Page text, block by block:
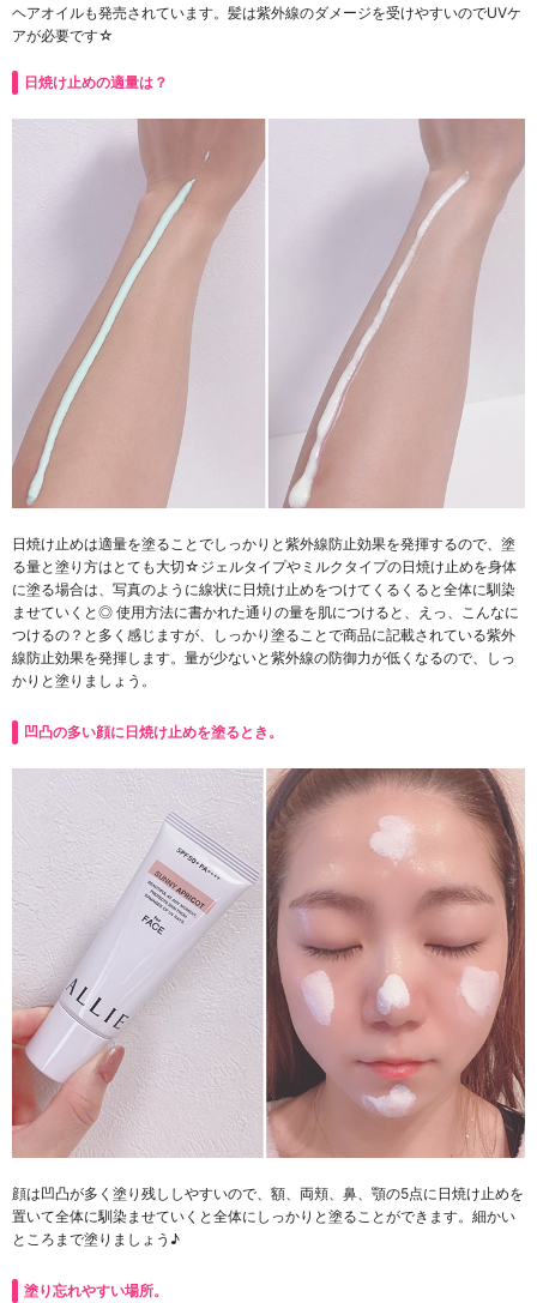
ヘアオイルも発売されています。髪は紫外線のダメージを受けやすいのでUVケ
アが必要です☆
日焼け止めの適量は？
日焼け止めは適量を塗ることでしっかりと紫外線防止効果を発揮するので、塗
る量と塗り方はとても大切☆ジェルタイプやミルクタイプの日焼け止めを身体
に塗る場合は、写真のように線状に日焼け止めをつけてくるくると全体に馴染
ませていくと◎ 使用方法に書かれた通りの量を肌につけると、えっ、こんなに
つけるの？と多く感じますが、しっかり塗ることで商品に記載されている紫外
線防止効果を発揮します。量が少ないと紫外線の防御力が低くなるので、しっ
かりと塗りましょう。
凹凸の多い顔に日焼け止めを塗るとき。
顔は凹凸が多く塗り残ししやすいので、額、両頬、鼻、顎の5点に日焼け止めを
置いて全体に馴染ませていくと全体にしっかりと塗ることができます。細かい
ところまで塗りましょう♪
塗り忘れやすい場所。